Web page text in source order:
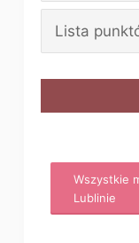
Lista
Wszystkie
Lublinie